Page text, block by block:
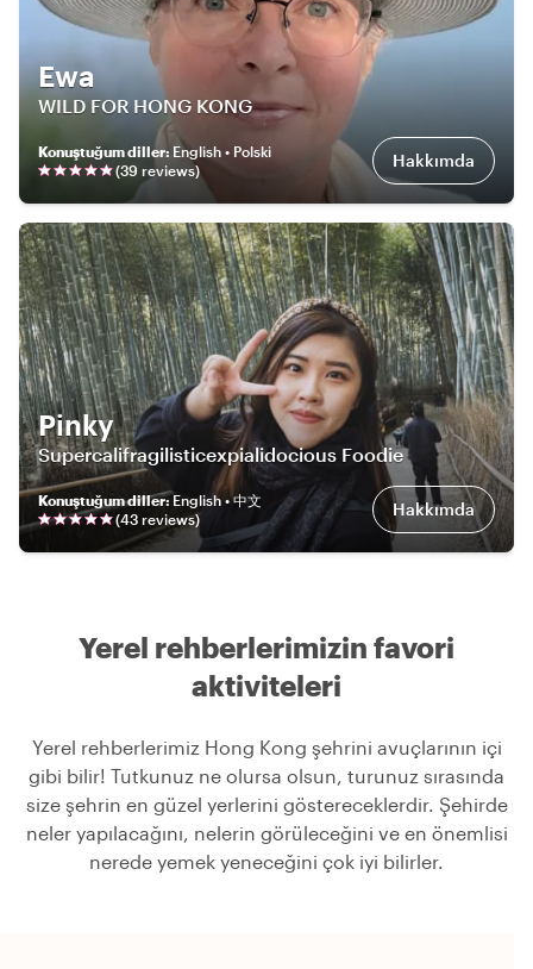
Ewa
WILD FOR HONG KONG
Konuştuğum diller: English • Polski
(39 reviews) Hakkımda
Pinky
Supercalifragilisticexpialidocious Foodie
Konuştuğum diller: English • 中文
(43 reviews) Hakkımda
Yerel rehberlerimizin favori
aktiviteleri
Yerel rehberlerimiz Hong Kong şehrini avuçlarının içi
gibi bilir! Tutkunuz ne olursa olsun, turunuz sırasında
size şehrin en güzel yerlerini göstereceklerdir. Şehirde
neler yapılacağını, nelerin görüleceğini ve en önemlisi
nerede yemek yeneceğini çok iyi bilirler.